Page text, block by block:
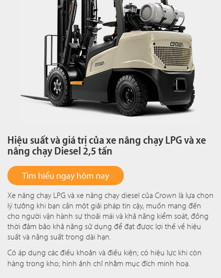
Hiệu suất và giá trị của xe nâng chạy LPG và xe
nâng chạy Diesel 2,5 tấn
Tìm hiểu ngay hôm nay
Xe nâng chạy LPG và xe nâng chạy diesel của Crown là lựa chọn
lý tưởng khi bạn cần một giải pháp tin cậy, muốn mang đến
cho người vận hành sự thoải mái và khả năng kiểm soát, đồng
thời đảm bảo khả năng sử dụng để đạt được lợi thế về hiệu
suất và năng suất trong dài hạn.
Có áp dụng các điều khoản và điều kiện; có hiệu lực khi còn
hàng trong kho; hình ảnh chỉ nhằm mục đích minh hoạ.